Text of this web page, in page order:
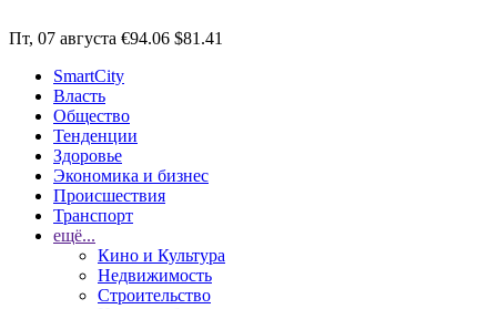
Пт, 07 августа €94.06 $81.41
SmartCity
Власть
Общество
Тенденции
Здоровье
Экономика и бизнес
Происшествия
Транспорт
ещё...
Кино и Культура
Недвижимость
Строительство